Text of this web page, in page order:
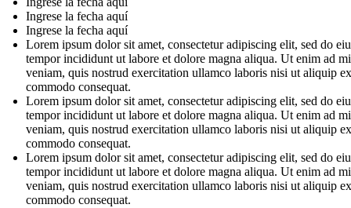
Ingrese la fecha aquí
Ingrese la fecha aquí
Lorem ipsum dolor sit amet, consectetur adipiscing elit, sed do
tempor incididunt ut labore et dolore magna aliqua. Ut enim ad
veniam, quis nostrud exercitation ullamco laboris nisi ut aliquip
commodo consequat.
Lorem ipsum dolor sit amet, consectetur adipiscing elit, sed do
tempor incididunt ut labore et dolore magna aliqua. Ut enim ad
veniam, quis nostrud exercitation ullamco laboris nisi ut aliquip
commodo consequat.
Lorem ipsum dolor sit amet, consectetur adipiscing elit, sed do
tempor incididunt ut labore et dolore magna aliqua. Ut enim ad
veniam, quis nostrud exercitation ullamco laboris nisi ut aliquip
commodo consequat.